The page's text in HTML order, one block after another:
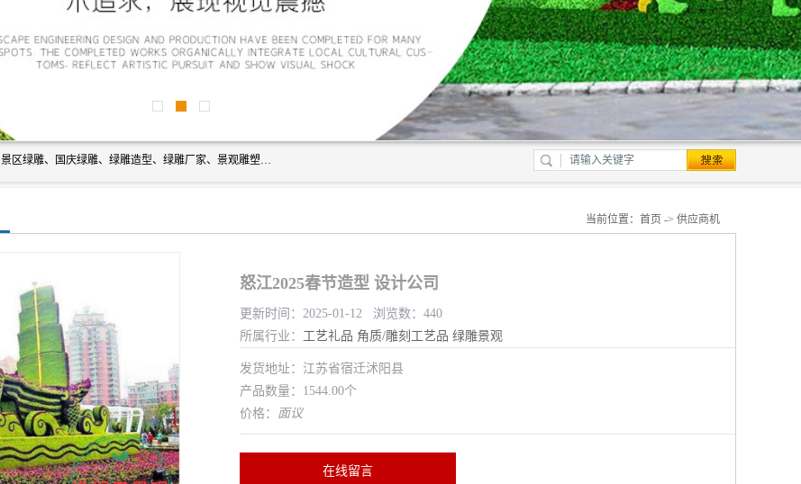
宿迁净澜天景观工程有限公司经营范围包括草雕、植物雕塑、景区绿雕、国庆绿雕、绿雕造型、绿雕厂家、景观雕塑工程设计、施工;绿化工程设计、施工、养护;绿化苗木、盆景种植、销售;是一家大型立体花坛草雕绿雕、五色草造型绿雕，仿真植物绿雕、稻草人工艺品、不锈钢雕塑等策划制作厂家，提供绿雕设计，制作,加工，及安装一站式服务。
当前位置： 首页 -> 供应商机
怒江2025春节造型 设计公司
更新时间：2025-01-12 浏览数：440
所属行业： 工艺礼品 角质/雕刻工艺品 绿雕景观
发货地址：江苏省宿迁沭阳县
产品数量：1544.00个
价格： 面议
在线留言